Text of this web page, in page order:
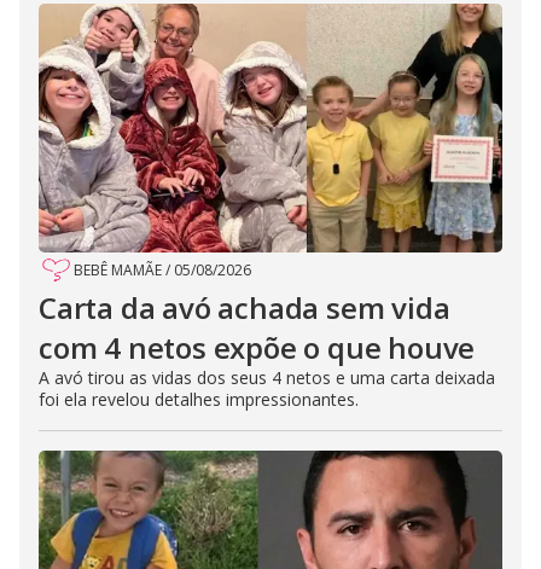
BEBÊ MAMÃE/ 05/08/2026
Carta da avó achada sem vida
com 4 netos expõe o que houve
A avó tirou as vidas dos seus 4 netos e uma carta deixada
foi ela revelou detalhes impressionantes.